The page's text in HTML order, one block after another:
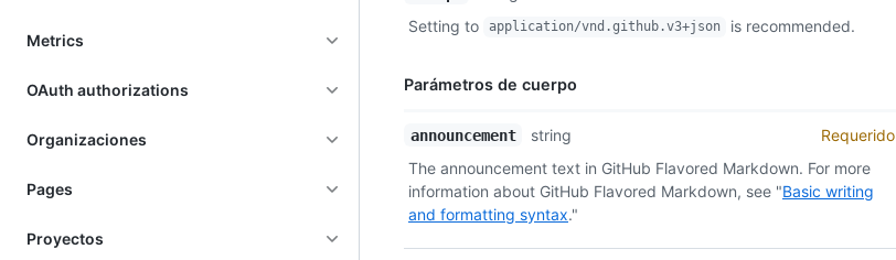
Metrics
OAuth authorizations
Organizaciones
Pages
Proyectos
Descripción
Setting to
application/vnd.github.v3+json is recommended.
Parámetros de cuerpo
Nombre,
Descripción
announcement string
Requerido
The announcement text in GitHub Flavored Markdown. For more
information about GitHub Flavored Markdown, see "Basic writing
and formatting syntax."